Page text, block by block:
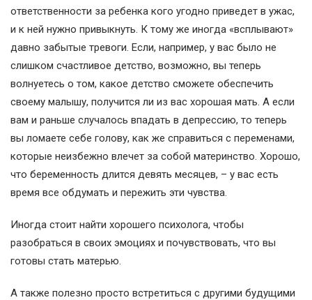
ответственности за ребенка кого угодно приведет в ужас,
и к ней нужно привыкнуть. К тому же иногда «всплывают»
давно забытые тревоги. Если, например, у вас было не
слишком счастливое детство, возможно, вы теперь
волнуетесь о том, какое детство сможете обеспечить
своему малышу, получится ли из вас хорошая мать. А если
вам и раньше случалось впадать в депрессию, то теперь
вы ломаете себе голову, как же справиться с переменами,
которые неизбежно влечет за собой материнство. Хорошо,
что беременность длится девять месяцев, – у вас есть
время все обдумать и пережить эти чувства.
Иногда стоит найти хорошего психолога, чтобы
разобраться в своих эмоциях и почувствовать, что вы
готовы стать матерью.
А также полезно просто встретиться с другими будущими